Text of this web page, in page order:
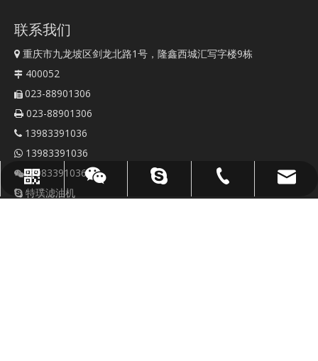
WhatsApp
微信
顶级油净化器
023-88901306
sales@topoilpurifier.com
联系我们
 重庆市九龙坡区剑龙北路1号，隆鑫西城汇写字楼9栋
 400052
 023-88901306
 023-88901306
 13983391036
 13983391036
13983391036
 特璞滤油机